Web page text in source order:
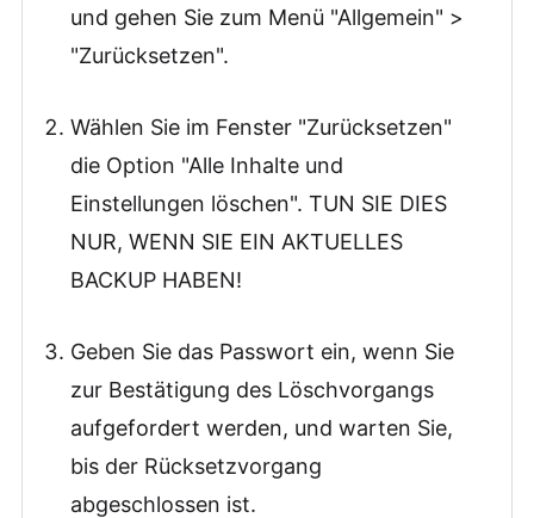
und gehen Sie zum Menü "Allgemein" >
"Zurücksetzen".
Wählen Sie im Fenster "Zurücksetzen"
die Option "Alle Inhalte und
Einstellungen löschen". TUN SIE DIES
NUR, WENN SIE EIN AKTUELLES
BACKUP HABEN!
Geben Sie das Passwort ein, wenn Sie
zur Bestätigung des Löschvorgangs
aufgefordert werden, und warten Sie,
bis der Rücksetzvorgang
abgeschlossen ist.